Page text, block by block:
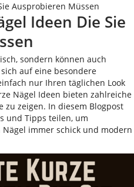
Ausprobieren Müssen
Ideen Die Sie
sondern können auch
auf eine besondere
nur Ihren täglichen Look
Nägel Ideen bieten zahlreiche
zu zeigen. In diesem Blogpost
und Tipps teilen, um
immer schick und modern